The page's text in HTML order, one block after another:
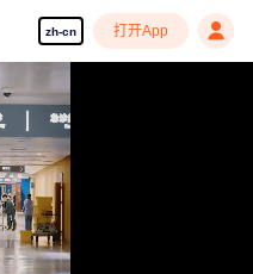
zh-cn 打开App